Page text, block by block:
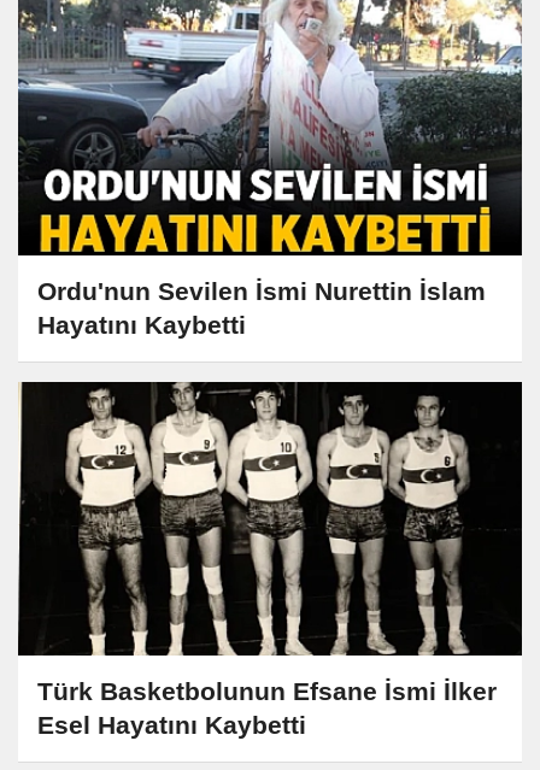
Ordu'nun Sevilen İsmi Nurettin İslam
Hayatını Kaybetti
Türk Basketbolunun Efsane İsmi İlker
Esel Hayatını Kaybetti